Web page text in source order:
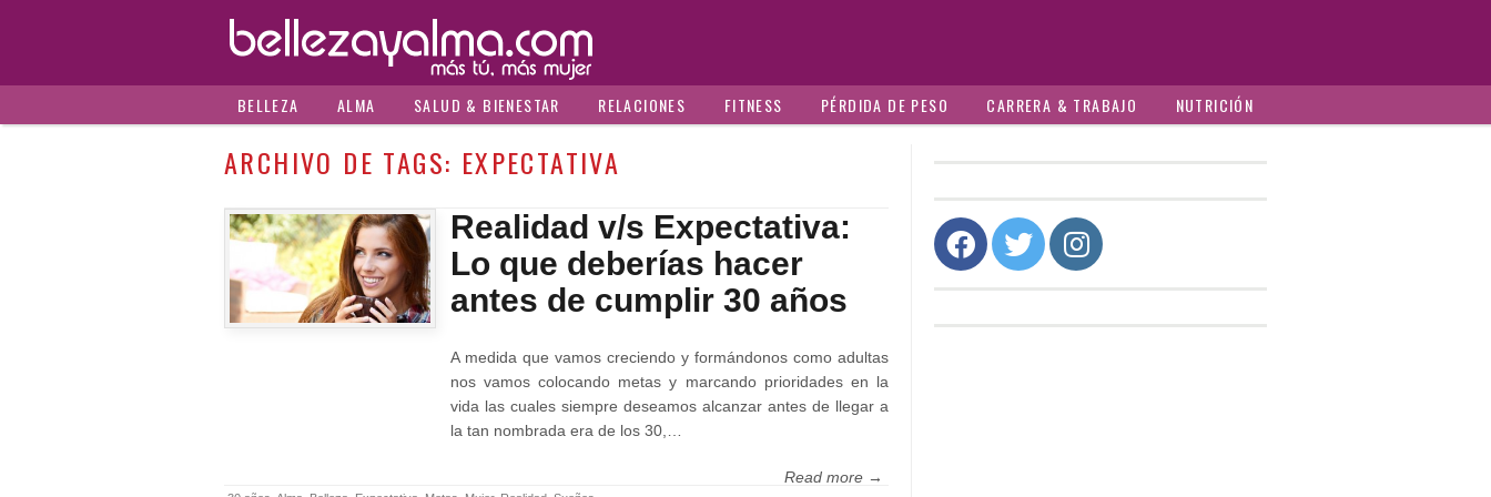
BELLEZA ALMA SALUD & BIENESTAR RELACIONES FITNESS PÉRDIDA DE PESO CARRERA & TRABAJO NUTRICIÓN
ARCHIVO DE TAGS: EXPECTATIVA
Realidad v/s Expectativa:
Lo que deberías hacer
antes de cumplir 30 años
A medida que vamos creciendo y formándonos como adultas
nos vamos colocando metas y marcando prioridades en la
vida las cuales siempre deseamos alcanzar antes de llegar a
la tan nombrada era de los 30,…
Read more →